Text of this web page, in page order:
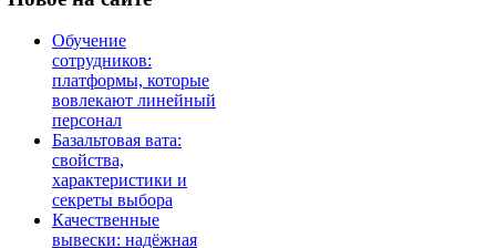
Обучение
сотрудников:
платформы, которые
вовлекают линейный
персонал
Базальтовая вата:
свойства,
характеристики и
секреты выбора
Качественные
вывески: надёжная